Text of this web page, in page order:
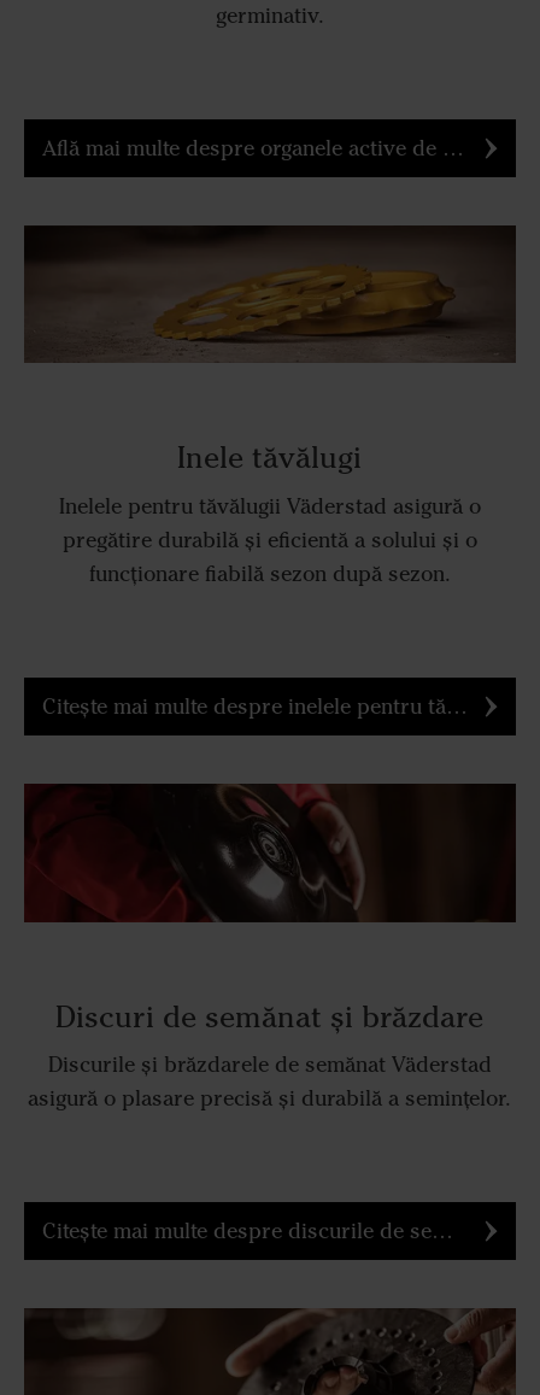
germinativ.
Află mai multe despre organele active de lucru Väderstad
Inele tăvălugi
Inelele pentru tăvălugii Väderstad asigură o
pregătire durabilă și eficientă a solului și o
funcționare fiabilă sezon după sezon.
Citește mai multe despre inelele pentru tăvălugii Väderstad
Discuri de semănat și brăzdare
Discurile și brăzdarele de semănat Väderstad
asigură o plasare precisă și durabilă a semințelor.
Citește mai multe despre discurile de semănat și brăzdarele Väderstad